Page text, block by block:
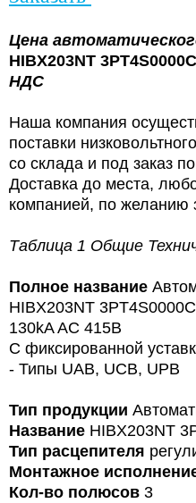
Цена
HIBX203NT
НДС
Наша компания
поставки
со склада и под заказ
Доставка до места,
компанией, по желанию
Таблица 1 Общие
Полное название
HIBX203NT
130kA AC 415В
С фиксированной
- Типы UAB, UCB, UPB
Тип продукции
Название HIBX203NT
Тип расцепителя
Монтажное
Кол-во полюсов 3